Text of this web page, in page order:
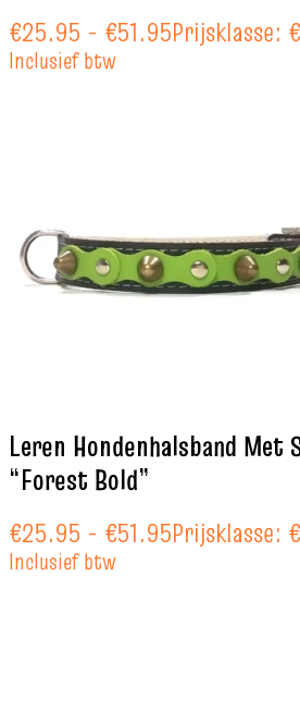
€25.95 - €51.95Prijsklasse:
Inclusief btw
Leren Hondenhalsband Met
“Forest Bold”
€25.95 - €51.95Prijsklasse:
Inclusief btw